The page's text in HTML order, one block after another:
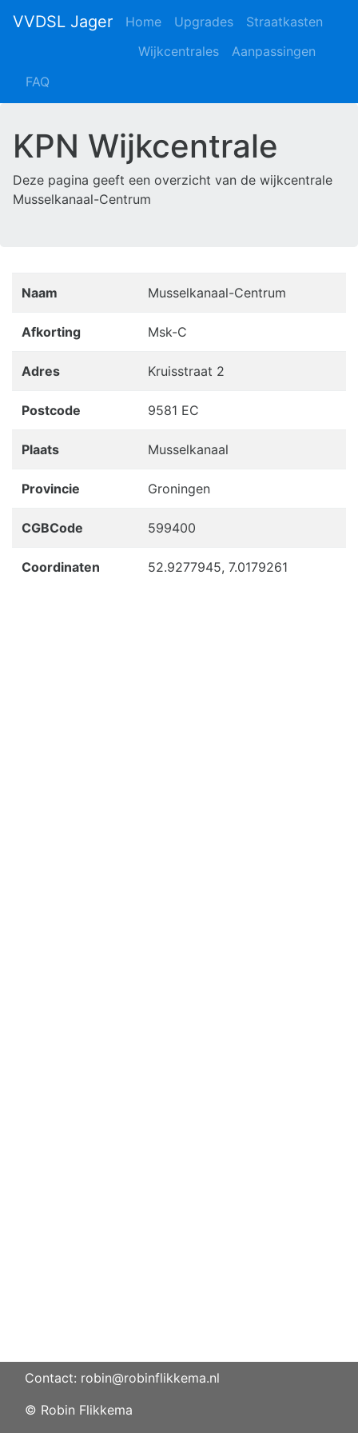
VVDSL Jager Home Upgrades
Straatkasten
Wijkcentrales
Aanpassingen
FAQ
KPN Wijkcentrale
Deze pagina geeft een overzicht van de wijkcentrale
Musselkanaal-Centrum
Naam Musselkanaal-Centrum
Afkorting Msk-C
Adres Kruisstraat 2
Postcode 9581 EC
Plaats Musselkanaal
Provincie Groningen
CGBCode 599400
Coordinaten 52.9277945, 7.0179261
Contact: robin@robinflikkema.nl
© Robin Flikkema